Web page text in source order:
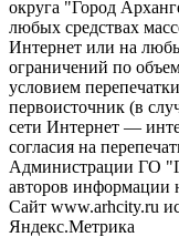
округа "Город
любых средствах
Интернет или на
ограничений по
условием
первоисточник (в
сети Интернет —
согласия на
Администрации ГО
авторов информации
Сайт www.arhcity.ru
Яндекс.Метрика